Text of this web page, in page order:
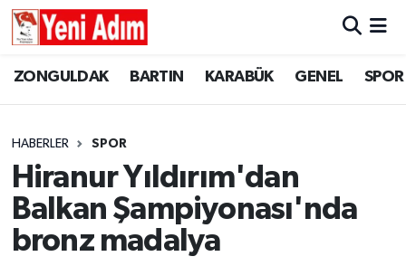
ZONGULDAK BARTIN KARABÜK GENEL SPOR
HABERLER SPOR
Hiranur Yıldırım'dan
Balkan Şampiyonası'nda
bronz madalya
ZONGULDAK
GÜNCEL
SİYASET
ZONGULDAK
GENEL
SPOR
Zonguldak Hava Durumu
Tüm Manşetler
Son Dakika Haberleri